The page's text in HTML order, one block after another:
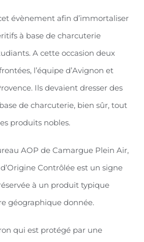
évènement afin d’immortaliser
à base de charcuterie
A cette occasion deux
l’équipe d’Avignon et
Ils devaient dresser des
de charcuterie, bien sûr, tout
produits nobles.
AOP de Camargue Plein Air,
Contrôlée est un signe
à un produit typique
géographique donnée.
qui est protégé par une